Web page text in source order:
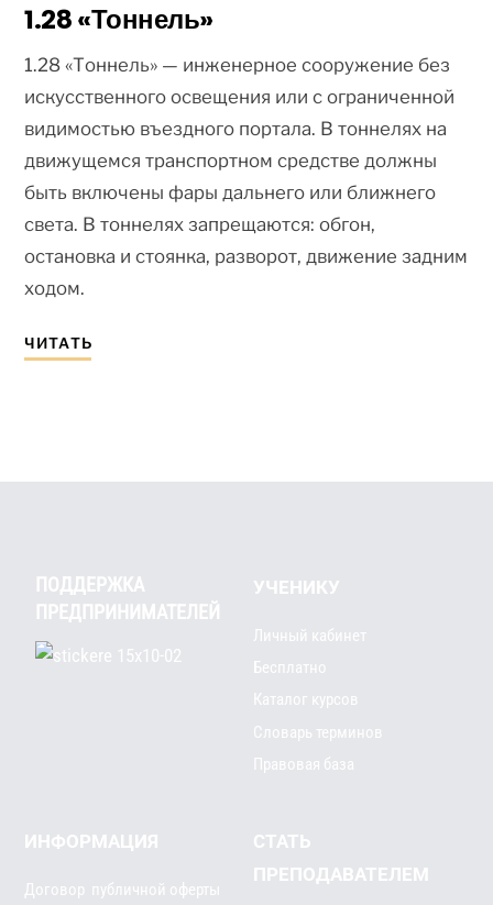
1.28 «Тоннель»
1.28 «Тоннель» — инженерное сооружение без
искусственного освещения или с ограниченной
видимостью въездного портала. В тоннелях на
движущемся транспортном средстве должны
быть включены фары дальнего или ближнего
света. В тоннелях запрещаются: обгон,
остановка и стоянка, разворот, движение задним
ходом.
ЧИТАТЬ
ПОДДЕРЖКА
ПРЕДПРИНИМАТЕЛЕЙ
УЧЕНИКУ
Личный кабинет
Бесплатно
Каталог курсов
Словарь терминов
Правовая база
ИНФОРМАЦИЯ
Договор публичной оферты
СТАТЬ
ПРЕПОДАВАТЕЛЕМ